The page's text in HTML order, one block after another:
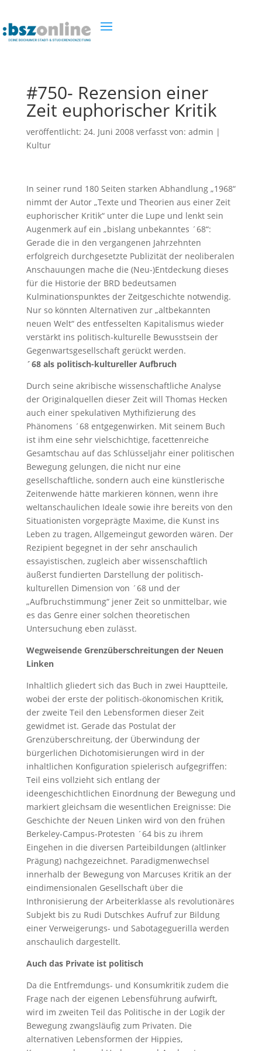
#750- Rezension einer
Zeit euphorischer Kritik
veröffentlicht: 24. Juni 2008verfasst von: admin |
Kultur
In seiner rund 180 Seiten starken Abhandlung „1968“
nimmt der Autor „Texte und Theorien aus einer Zeit
euphorischer Kritik“ unter die Lupe und lenkt sein
Augenmerk auf ein „bislang unbekanntes ´68“:
Gerade die in den vergangenen Jahrzehnten
erfolgreich durchgesetzte Publizität der neoliberalen
Anschauungen mache die (Neu-)Entdeckung dieses
für die Historie der BRD bedeutsamen
Kulminationspunktes der Zeitgeschichte notwendig.
Nur so könnten Alternativen zur „altbekannten
neuen Welt“ des entfesselten Kapitalismus wieder
verstärkt ins politisch-kulturelle Bewusstsein der
Gegenwartsgesellschaft gerückt werden.
´68 als politisch-kultureller Aufbruch
Durch seine akribische wissenschaftliche Analyse
der Originalquellen dieser Zeit will Thomas Hecken
auch einer spekulativen Mythifizierung des
Phänomens ´68 entgegenwirken. Mit seinem Buch
ist ihm eine sehr vielschichtige, facettenreiche
Gesamtschau auf das Schlüsseljahr einer politischen
Bewegung gelungen, die nicht nur eine
gesellschaftliche, sondern auch eine künstlerische
Zeitenwende hätte markieren können, wenn ihre
weltanschaulichen Ideale sowie ihre bereits von den
Situationisten vorgeprägte Maxime, die Kunst ins
Leben zu tragen, Allgemeingut geworden wären. Der
Rezipient begegnet in der sehr anschaulich
essayistischen, zugleich aber wissenschaftlich
äußerst fundierten Darstellung der politisch-
kulturellen Dimension von ´68 und der
„Aufbruchstimmung“ jener Zeit so unmittelbar, wie
es das Genre einer solchen theoretischen
Untersuchung eben zulässt.
Wegweisende Grenzüberschreitungen der Neuen
Linken
Inhaltlich gliedert sich das Buch in zwei Hauptteile,
wobei der erste der politisch-ökonomischen Kritik,
der zweite Teil den Lebensformen dieser Zeit
gewidmet ist. Gerade das Postulat der
Grenzüberschreitung, der Überwindung der
bürgerlichen Dichotomisierungen wird in der
inhaltlichen Konfiguration spielerisch aufgegriffen:
Teil eins vollzieht sich entlang der
ideengeschichtlichen Einordnung der Bewegung und
markiert gleichsam die wesentlichen Ereignisse: Die
Geschichte der Neuen Linken wird von den frühen
Berkeley-Campus-Protesten ´64 bis zu ihrem
Eingehen in die diversen Parteibildungen (altlinker
Prägung) nachgezeichnet. Paradigmenwechsel
innerhalb der Bewegung von Marcuses Kritik an der
eindimensionalen Gesellschaft über die
Inthronisierung der Arbeiterklasse als revolutionäres
Subjekt bis zu Rudi Dutschkes Aufruf zur Bildung
einer Verweigerungs- und Sabotageguerilla werden
anschaulich dargestellt.
Auch das Private ist politisch
Da die Entfremdungs- und Konsumkritik zudem die
Frage nach der eigenen Lebensführung aufwirft,
wird im zweiten Teil das Politische in der Logik der
Bewegung zwangsläufig zum Privaten. Die
alternativen Lebensformen der Hippies,